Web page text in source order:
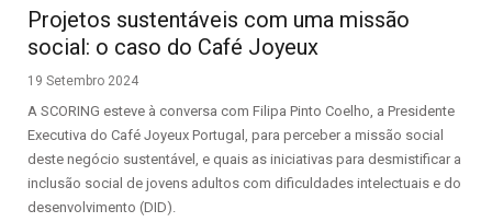
Projetos sustentáveis com uma missão
social: o caso do Café Joyeux
19 Setembro 2024
A SCORING esteve à conversa com Filipa Pinto Coelho, a Presidente
Executiva do Café Joyeux Portugal, para perceber a missão social
deste negócio sustentável, e quais as iniciativas para desmistificar a
inclusão social de jovens adultos com dificuldades intelectuais e do
desenvolvimento (DID).